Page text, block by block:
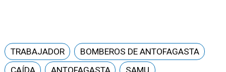
TRABAJADOR
BOMBEROS DE ANTOFAGASTA